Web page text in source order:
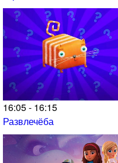
16:05 - 16:15
Развлечёба